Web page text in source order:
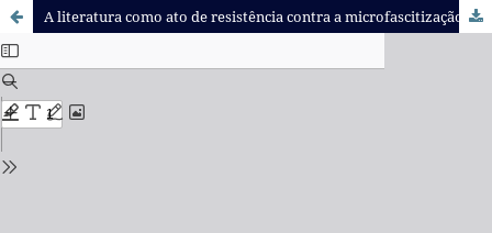
A literatura como ato de resistência contra a microfascitização da vida